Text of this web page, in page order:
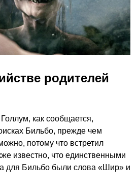
родителей
Голлум, как сообщается,
Бильбо, прежде чем
потому что встретил
известно, что единственными
для Бильбо были слова «Шир» и